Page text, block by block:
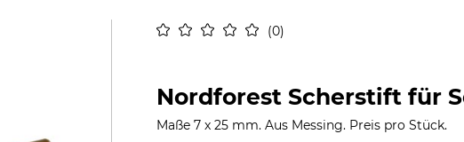
0
Nordforest Scherstift für
Maße 7 x 25 mm. Aus Messing. Preis pro Stück.